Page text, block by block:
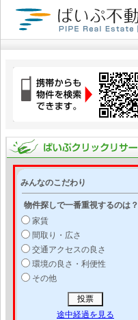
みんなのこだわり
物件探しで一番重視するのは？
家賃
間取り・広さ
交通アクセスの良さ
環境の良さ・利便性
その他
途中経過を見る